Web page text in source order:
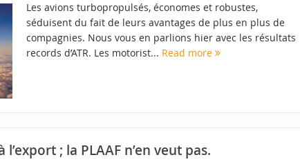
Les avions turbopropulsés, économes et robustes,
séduisent du fait de leurs avantages de plus en plus de
compagnies. Nous vous en parlions hier avec les résultats
records d’ATR. Les motorist... Read more
l’export ; la PLAAF n’en veut pas.